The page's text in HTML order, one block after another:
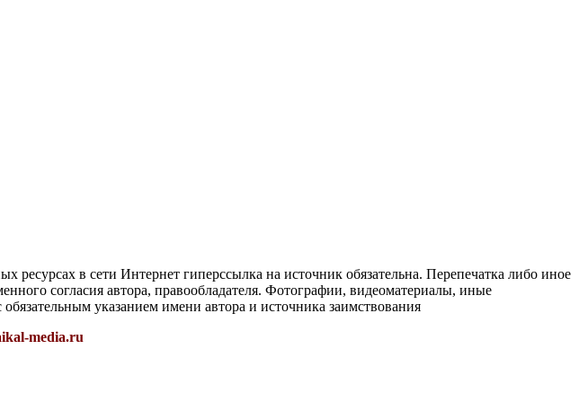
ресурсах в сети Интернет гиперссылка на источник обязательна. Перепечатка либо иное
согласия автора, правообладателя. Фотографии, видеоматериалы, иные
указанием имени автора и источника заимствования
media.ru